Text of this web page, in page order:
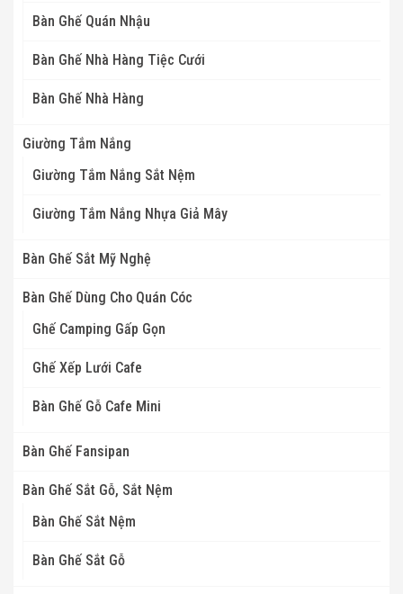
Bàn Ghế Quán Nhậu
Bàn Ghế Nhà Hàng Tiệc Cưới
Bàn Ghế Nhà Hàng
Giường Tắm Nắng
Giường Tắm Nắng Sắt Nệm
Giường Tắm Nắng Nhựa Giả Mây
Bàn Ghế Sắt Mỹ Nghệ
Bàn Ghế Dùng Cho Quán Cóc
Ghế Camping Gấp Gọn
Ghế Xếp Lưới Cafe
Bàn Ghế Gỗ Cafe Mini
Bàn Ghế Fansipan
Bàn Ghế Sắt Gỗ, Sắt Nệm
Bàn Ghế Sắt Nệm
Bàn Ghế Sắt Gỗ